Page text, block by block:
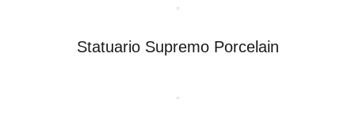
Statuario Supremo Porcelain